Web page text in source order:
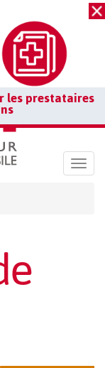
les prestataires
:www.belgium.be